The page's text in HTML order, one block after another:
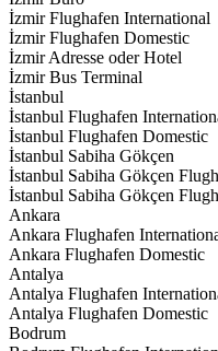
İzmir Flughafen International
İzmir Flughafen Domestic
İzmir Adresse oder Hotel
İzmir Bus Terminal
İstanbul
İstanbul Flughafen
İstanbul Flughafen Domestic
İstanbul Sabiha Gökçen
İstanbul Sabiha Gökçen
İstanbul Sabiha Gökçen
Ankara
Ankara Flughafen
Ankara Flughafen Domestic
Antalya
Antalya Flughafen
Antalya Flughafen Domestic
Bodrum